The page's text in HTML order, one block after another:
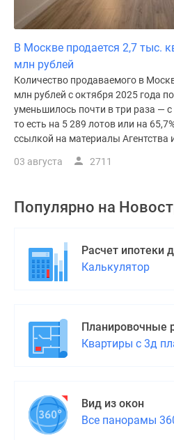
В Москве продается 2,7 тыс.
млн рублей
Количество продаваемого в
млн рублей с октября 2025 года
уменьшилось почти в три раза —
то есть на 5 289 лотов или на
ссылкой на материалы Агентства
03 августа 2711
Популярно на
Расчет ипотеки
Калькулятор
Планировочные
Квартиры с 3д
Вид из окон
Все панорамы